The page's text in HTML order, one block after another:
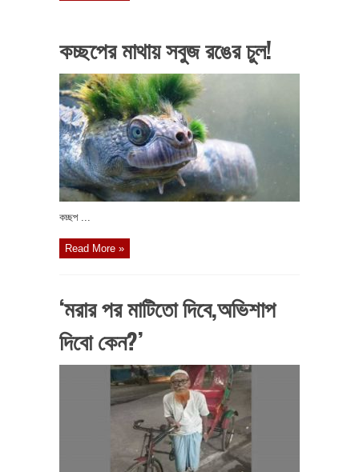
কচ্ছপের মাথায় সবুজ রঙের চুল!
কচ্ছপ ...
Read More »
‘মরার পর মাটিতো দিবে,অভিশাপ
দিবো কেন?’